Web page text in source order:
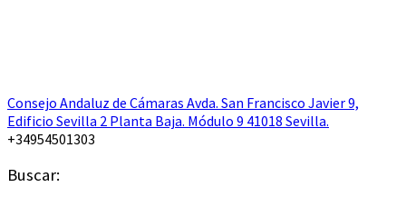
Consejo Andaluz de Cámaras Avda. San Francisco Javier 9,
Edificio Sevilla 2 Planta Baja. Módulo 9 41018 Sevilla.
+34954501303
Buscar: